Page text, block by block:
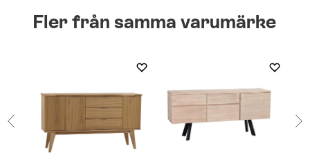
Fler från samma varumärke